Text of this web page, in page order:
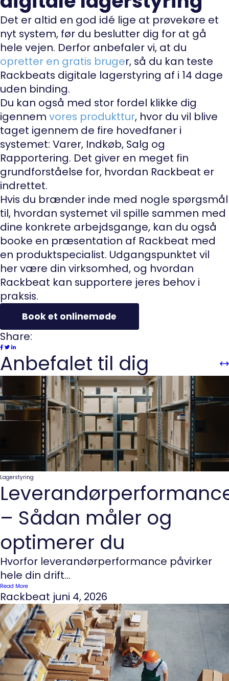
Det er altid en god idé lige at prøvekøre et
nyt system, før du beslutter dig for at gå
hele vejen. Derfor anbefaler vi, at du
opretter en gratis bruger, så du kan teste
Rackbeats digitale lagerstyring af i 14 dage
uden binding.
Du kan også med stor fordel klikke dig
igennem vores produkttur, hvor du vil blive
taget igennem de fire hovedfaner i
systemet: Varer, Indkøb, Salg og
Rapportering. Det giver en meget fin
grundforståelse for, hvordan Rackbeat er
indrettet.
Hvis du brænder inde med nogle spørgsmål
til, hvordan systemet vil spille sammen med
dine konkrete arbejdsgange, kan du også
booke en præsentation af Rackbeat med
en produktspecialist. Udgangspunktet vil
her være din virksomhed, og hvordan
Rackbeat kan supportere jeres behov i
praksis.
Book et onlinemøde
Share:
Anbefalet til dig
Lagerstyring
– Sådan måler og
optimerer du
Hvorfor leverandørperformance påvirker
hele din drift...
Read More
Rackbeat juni 4, 2026